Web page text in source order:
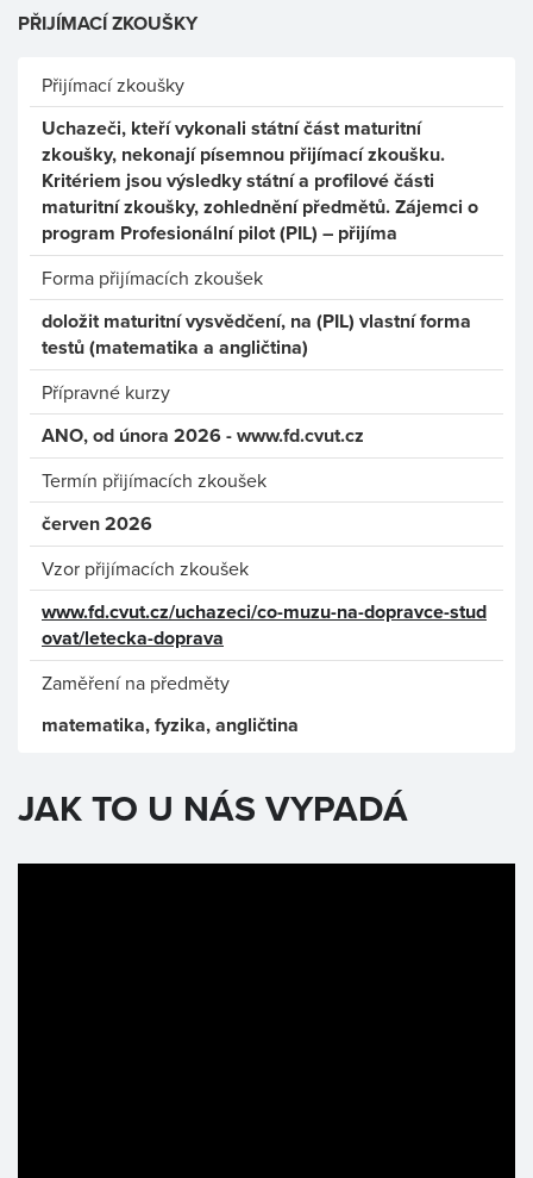
PŘIJÍMACÍ ZKOUŠKY
Přijímací zkoušky
Uchazeči, kteří vykonali státní část maturitní
zkoušky, nekonají písemnou přijímací zkoušku.
Kritériem jsou výsledky státní a profilové části
maturitní zkoušky, zohlednění předmětů. Zájemci o
program Profesionální pilot (PIL) – přijíma
Forma přijímacích zkoušek
doložit maturitní vysvědčení, na (PIL) vlastní forma
testů (matematika a angličtina)
Přípravné kurzy
ANO, od února 2026 - www.fd.cvut.cz
Termín přijímacích zkoušek
červen 2026
Vzor přijímacích zkoušek
www.fd.cvut.cz/uchazeci/co-muzu-na-dopravce-stud
ovat/letecka-doprava
Zaměření na předměty
matematika, fyzika, angličtina
JAK TO U NÁS VYPADÁ